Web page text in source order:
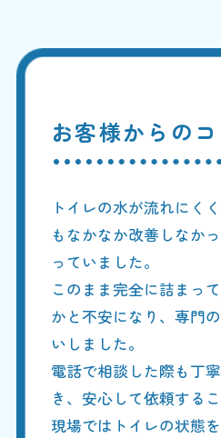
お客様からの
トイレの水が流れにく
もなかなか改善しなか
っていました。
このまま完全に詰まっ
かと不安になり、専門
いしました。
電話で相談した際も丁
き、安心して依頼する
現場ではトイレの状態